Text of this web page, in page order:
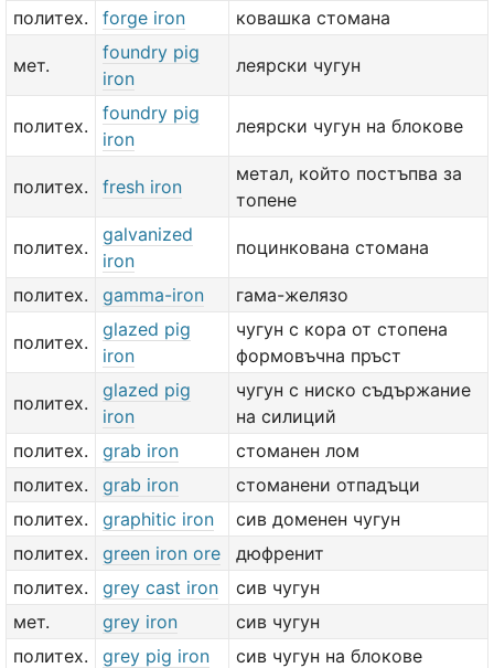
политех.
forge iron ковашка стомана
мет.
foundry pig
iron
леярски чугун
политех.
foundry pig
iron
леярски чугун на блокове
политех. fresh iron
метал, който постъпва за
топене
политех.
galvanized
iron
поцинкована стомана
политех. gamma-iron гама-желязо
политех.
glazed pig
iron
чугун с кора от стопена
формовъчна пръст
политех.
glazed pig
iron
чугун с ниско съдържание
на силиций
политех.
grab iron
стоманен лом
политех.
grab iron
стоманени отпадъци
политех.
graphitic iron
сив доменен чугун
политех.
green iron ore
дюфренит
политех.
grey cast iron
сив чугун
мет.
grey iron
сив чугун
политех.
grey pig iron
сив чугун на блокове